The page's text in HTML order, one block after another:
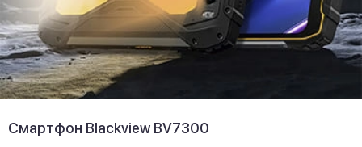
Смартфон Blackview BV7300